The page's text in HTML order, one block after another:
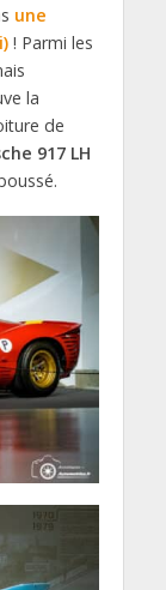
une
! Parmi les
la
de
917 LH